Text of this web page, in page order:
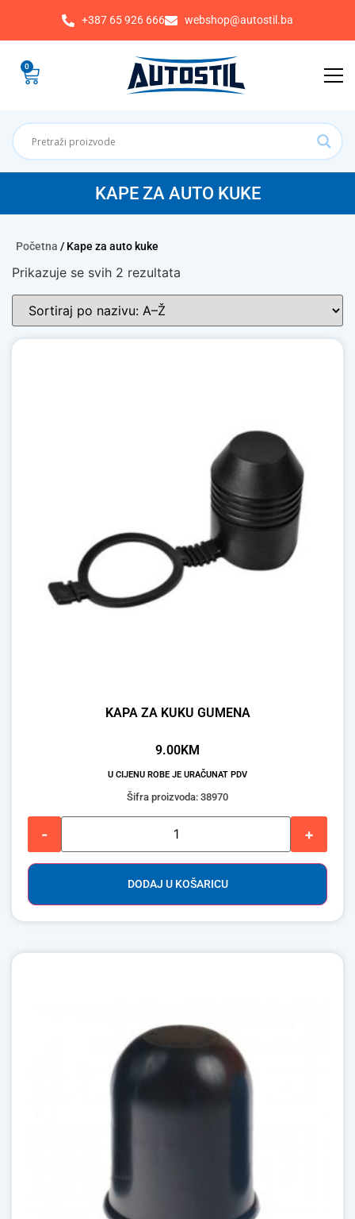
+387 65 926 666 webshop@autostil.ba
0
KAPE ZA AUTO KUKE
Početna / Kape za auto kuke
Prikazuje se svih 2 rezultata
KAPA ZA KUKU GUMENA
9.00KM
U CIJENU ROBE JE URAČUNAT PDV
Šifra proizvoda: 38970
- +
DODAJ U KOŠARICU